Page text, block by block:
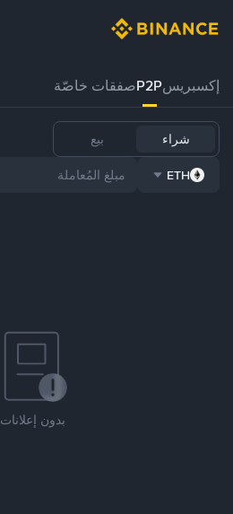
إكسبريسP2Pصفقات خاصّة
شراء بيع
ETH
بدون إعلانات